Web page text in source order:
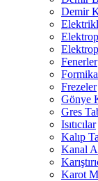
Demir
Fenerler
Frezeler
Gönye
Gres
Isıtıcılar
Kalıp
Kanal
Karot